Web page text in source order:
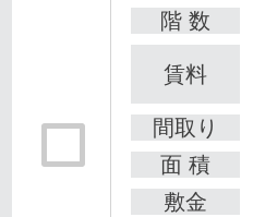
階 数
賃料
間取り
面 積
敷金